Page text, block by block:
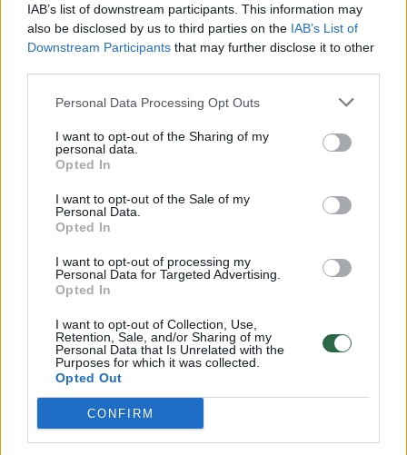
IAB’s list of downstream participants. This information may
also be disclosed by us to third parties on the IAB’s List of
Downstream Participants that may further disclose it to other
Personal Data Processing Opt Outs
I want to opt-out of the Sharing of my
personal data.
Opted In
I want to opt-out of the Sale of my
Personal Data.
Opted In
I want to opt-out of processing my
Personal Data for Targeted Advertising.
Opted In
I want to opt-out of Collection, Use,
Retention, Sale, and/or Sharing of my
Personal Data that Is Unrelated with the
Purposes for which it was collected.
Opted Out
CONFIRM
pastato palėpėje rastas maišelis su 68
šoviniais.
Šaudmenis surinko ir išsivežė pareigūnai.
Dėl abiejų šių incidentų pradėti ikiteisminiai
šaunamaisiais ginklais, šaudmenimis,
sprogmenimis ar sprogstamosiomis
medžiagomis.
Buvote įvykio vietoje? Turite nuotraukų ar vaizdo
medžiagos? Pasidalinkite vaizdais su kitais lrytas.lt
skaitytojais. Viską galite siųsti adresunews@lrytas.lt
Kaišiadorių rajonas Rokiškio rajonas
Rodyti daugiau žymių